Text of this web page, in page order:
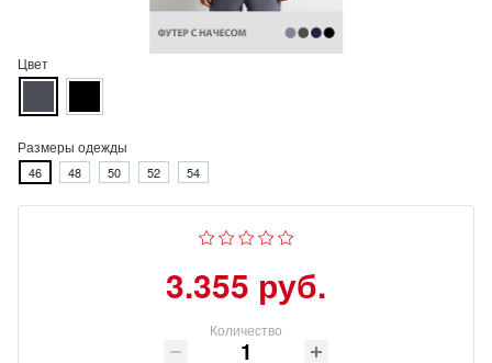
Цвет
Размеры одежды
46 48 50 52 54
3.355 руб.
Количество